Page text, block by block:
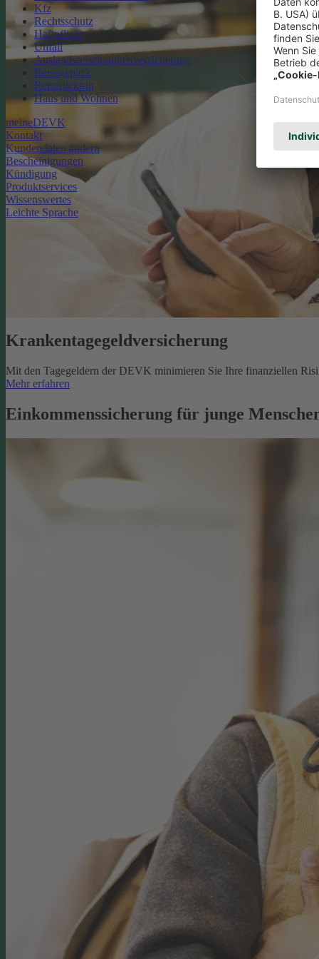
Kfz
Rechtsschutz
Haftpflicht
Unfall
Auslandsreisekrankenversicherung
Reisegepäck
Reiserücktritt
Haus und Wohnen
meineDEVK
Kontakt
Kundendaten ändern
Bescheinigungen
Kündigung
Produktservices
Wissenswertes
Leichte Sprache
Krankentagegeldversicherung
Mit den Tagegeldern der DEVK minimieren Sie Ihre finanziellen
Mehr erfahren
Einkommenssicherung für junge